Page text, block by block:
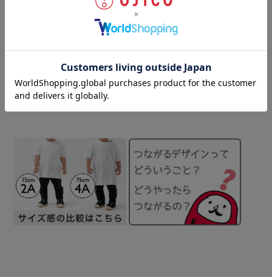
半袖Tシャツ 最強王図鑑 The Ul
timate Tournament×OJICO「Th
e Ultimate」
半袖Tシャツ「新幹線オールス
ター」
UPER